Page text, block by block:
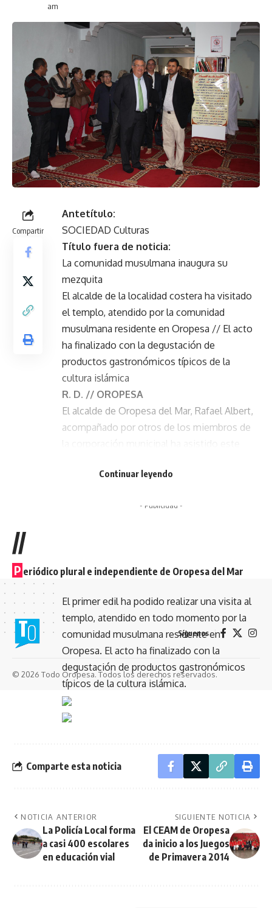
am
Compartir
Antetítulo:
SOCIEDAD Culturas
Título fuera de noticia:
La comunidad musulmana inaugura su
mezquita
El alcalde de la localidad costera ha visitado
el templo, atendido por la comunidad
musulmana residente en Oropesa // El acto
ha finalizado con la degustación de
productos gastronómicos típicos de la
cultura islámica
R. D. // OROPESA
El alcalde de Oropesa del Mar, Rafael Albert,
acompañado por otros de los miembros de
mezquita en el municipio, concretamente
- Publicidad -
El primer edil ha podido realizar una visita al
templo, atendido en todo momento por la
comunidad musulmana residente en
Oropesa. El acto ha finalizado con la
degustación de productos gastronómicos
típicos de la cultura islámica.
Comparte esta noticia
NOTICIA ANTERIOR
La Policía Local forma
a casi 400 escolares
en educación vial
SIGUIENTE NOTICIA
El CEAM de Oropesa
da inicio a los Juegos
de Primavera 2014
Continuar leyendo
//
P eriódico plural e independiente de Oropesa del Mar
Síguenos
© 2026 Todo Oropesa. Todos los derechos reservados.